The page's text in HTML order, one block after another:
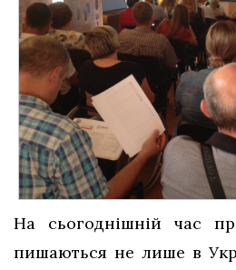
На сьогоднішній час
пишаються не лише в